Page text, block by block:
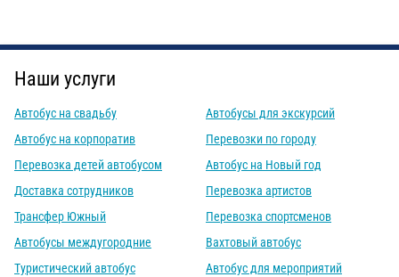
Наши услуги
Автобус на свадьбу
Автобус на корпоратив
Перевозка детей автобусом
Доставка сотрудников
Трансфер Южный
Автобусы междугородние
Туристический автобус
Автобусы для экскурсий
Перевозки по городу
Автобус на Новый год
Перевозка артистов
Перевозка спортсменов
Вахтовый автобус
Автобус для мероприятий